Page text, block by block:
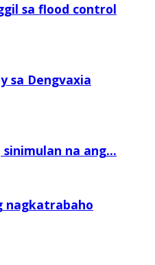
sa flood control
sa Dengvaxia
na ang...
nagkatrabaho